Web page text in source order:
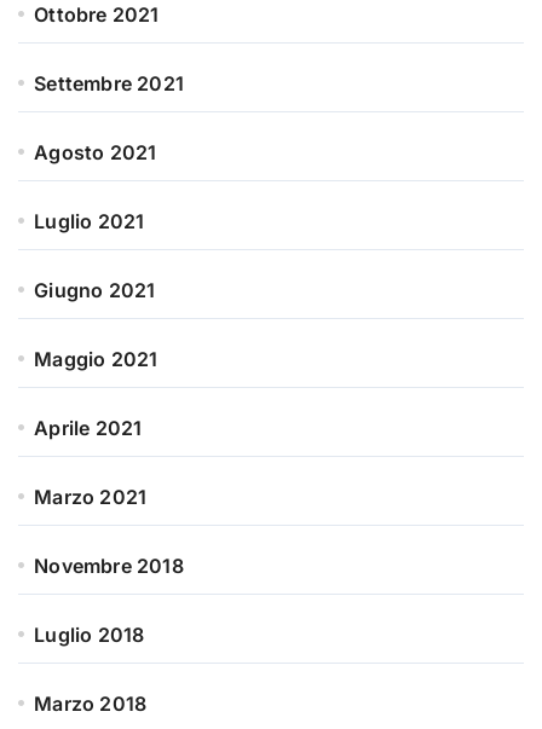
Ottobre 2021
Settembre 2021
Agosto 2021
Luglio 2021
Giugno 2021
Maggio 2021
Aprile 2021
Marzo 2021
Novembre 2018
Luglio 2018
Marzo 2018